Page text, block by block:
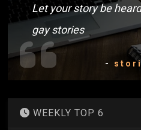
Let your story be
gay stories
-
WEEKLY TOP 6